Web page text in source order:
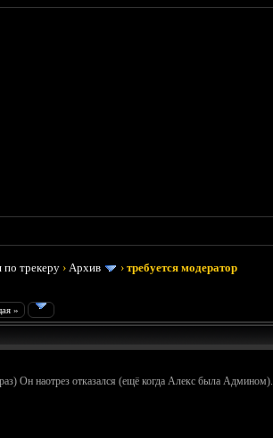
трекеру ›Архив ›требуется модератор
»
Он наотрез отказался (ещё когда Алекс была Админом).